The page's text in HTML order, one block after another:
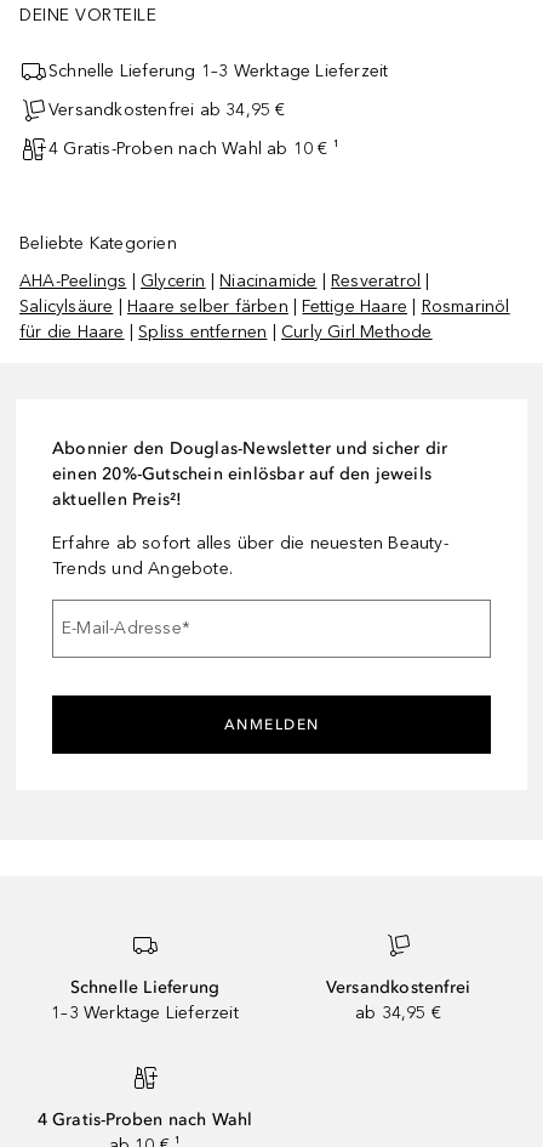
DEINE VORTEILE
Schnelle Lieferung 1–3 Werktage Lieferzeit
Versandkostenfrei ab 34,95 €
4 Gratis-Proben nach Wahl ab 10 € ¹
Beliebte Kategorien
AHA-Peelings
Glycerin |Niacinamide |Resveratrol
Salicylsäure |Haare selber färben |Fettige Haare
Rosmarinöl
für die Haare |Spliss entfernen Curly Girl Methode
Abonnier den Douglas-Newsletter und sicher dir
einen 20%-Gutschein einlösbar auf den jeweils
aktuellen Preis²!
Erfahre ab sofort alles über die neuesten Beauty-
Trends und Angebote.
E-Mail-Adresse*
ANMELDEN
Schnelle Lieferung
1–3 Werktage Lieferzeit
Versandkostenfrei
ab 34,95 €
4 Gratis-Proben nach Wahl